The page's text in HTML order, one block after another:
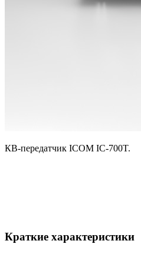
КВ-передатчик ICOM IC-700T.
Краткие характеристики